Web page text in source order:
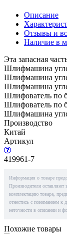
Описание
Отзывы и
Наличие в
Эта запасная
Шлифмашина
Шлифмашина
Шлифмашина
Шлифователь по
Шлифователь по
Шлифмашина
Производство
Китай
Артикул
419961-7
Информация о товаре
Производители оставляют
комплектацию товара,
отнестись с пониманием к
неточности в описании и
Похожие товары